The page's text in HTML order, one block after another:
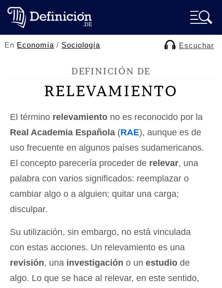
En Economía / Sociología Escuchar
DEFINICIÓN DE
RELEVAMIENTO
El término relevamiento no es reconocido por la
Real Academia Española (RAE), aunque es de
uso frecuente en algunos países sudamericanos.
El concepto parecería proceder de relevar, una
palabra con varios significados: reemplazar o
cambiar algo o a alguien; quitar una carga;
disculpar.
Su utilización, sin embargo, no está vinculada
con estas acciones. Un relevamiento es una
revisión, una investigación o un estudio de
algo. Lo que se hace al relevar, en este sentido,